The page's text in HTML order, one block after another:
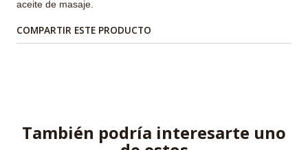
aceite de masaje.
COMPARTIR ESTE PRODUCTO
También podría interesarte uno